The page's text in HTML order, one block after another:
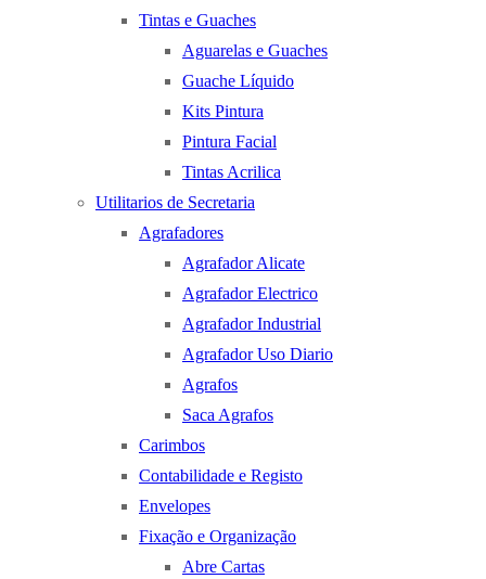
Tintas e Guaches
Aguarelas e Guaches
Guache Líquido
Kits Pintura
Pintura Facial
Tintas Acrilica
Utilitarios de Secretaria
Agrafadores
Agrafador Alicate
Agrafador Electrico
Agrafador Industrial
Agrafador Uso Diario
Agrafos
Saca Agrafos
Carimbos
Contabilidade e Registo
Envelopes
Fixação e Organização
Abre Cartas